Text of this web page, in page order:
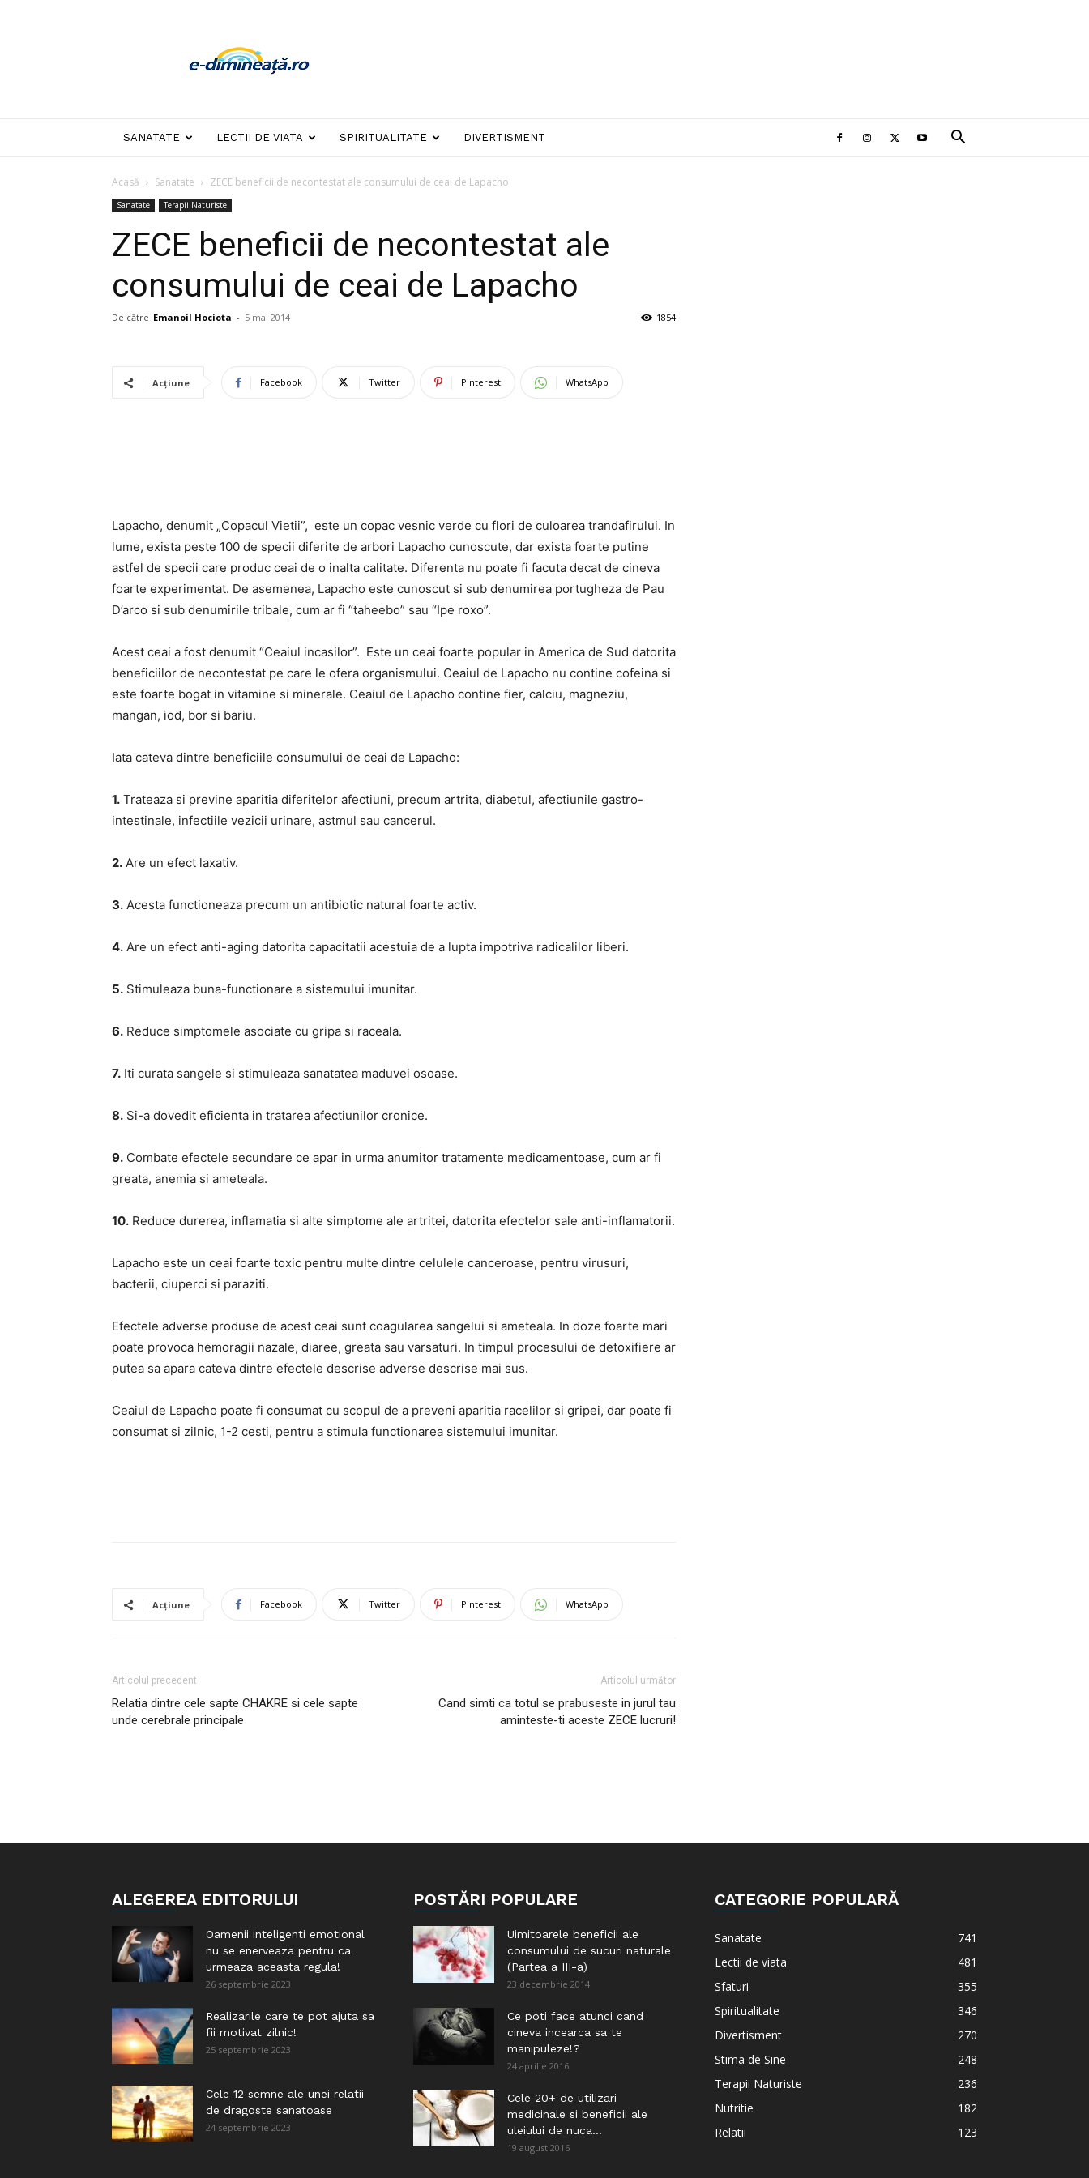
dimineata
SANATATE LECTII DE VIATA SPIRITUALITATE DIVERTISMENT
Acasă Sanatate ZECE beneficii de necontestat ale consumului de ceai de Lapacho
Sanatate Terapii Naturiste
ZECE beneficii de necontestat ale
consumului de ceai de Lapacho
De către Emanoil Hociota - 5 mai 2014 1854
Acțiune Facebook Twitter Pinterest WhatsApp
Lapacho, denumit „Copacul Vietii”, este un copac vesnic verde cu flori de culoarea trandafirului. In
lume, exista peste 100 de specii diferite de arbori Lapacho cunoscute, dar exista foarte putine
astfel de specii care produc ceai de o inalta calitate. Diferenta nu poate fi facuta decat de cineva
foarte experimentat. De asemenea, Lapacho este cunoscut si sub denumirea portugheza de Pau
D’arco si sub denumirile tribale, cum ar fi “taheebo” sau “Ipe roxo”.
Acest ceai a fost denumit “Ceaiul incasilor”. Este un ceai foarte popular in America de Sud datorita
beneficiilor de necontestat pe care le ofera organismului. Ceaiul de Lapacho nu contine cofeina si
este foarte bogat in vitamine si minerale. Ceaiul de Lapacho contine fier, calciu, magneziu,
mangan, iod, bor si bariu.
Iata cateva dintre beneficiile consumului de ceai de Lapacho:
1. Trateaza si previne aparitia diferitelor afectiuni, precum artrita, diabetul, afectiunile gastro-
intestinale, infectiile vezicii urinare, astmul sau cancerul.
2. Are un efect laxativ.
3. Acesta functioneaza precum un antibiotic natural foarte activ.
4. Are un efect anti-aging datorita capacitatii acestuia de a lupta impotriva radicalilor liberi.
5. Stimuleaza buna-functionare a sistemului imunitar.
6. Reduce simptomele asociate cu gripa si raceala.
7. Iti curata sangele si stimuleaza sanatatea maduvei osoase.
8. Si-a dovedit eficienta in tratarea afectiunilor cronice.
9. Combate efectele secundare ce apar in urma anumitor tratamente medicamentoase, cum ar fi
greata, anemia si ameteala.
10. Reduce durerea, inflamatia si alte simptome ale artritei, datorita efectelor sale anti-inflamatorii.
Lapacho este un ceai foarte toxic pentru multe dintre celulele canceroase, pentru virusuri,
bacterii, ciuperci si paraziti.
Efectele adverse produse de acest ceai sunt coagularea sangelui si ameteala. In doze foarte mari
poate provoca hemoragii nazale, diaree, greata sau varsaturi. In timpul procesului de detoxifiere ar
putea sa apara cateva dintre efectele descrise adverse descrise mai sus.
Ceaiul de Lapacho poate fi consumat cu scopul de a preveni aparitia racelilor si gripei, dar poate fi
consumat si zilnic, 1-2 cesti, pentru a stimula functionarea sistemului imunitar.
Acțiune Facebook Twitter Pinterest WhatsApp
Articolul precedent
Relatia dintre cele sapte CHAKRE si cele sapte
unde cerebrale principale
Articolul următor
Cand simti ca totul se prabuseste in jurul tau
aminteste-ti aceste ZECE lucruri!
ALEGEREA EDITORULUI
Oamenii inteligenti emotional
nu se enerveaza pentru ca
urmeaza aceasta regula!
26 septembrie 2023
Realizarile care te pot ajuta sa
fii motivat zilnic!
25 septembrie 2023
Cele 12 semne ale unei relatii
de dragoste sanatoase
24 septembrie 2023
POSTĂRI POPULARE
Uimitoarele beneficii ale
consumului de sucuri naturale
(Partea a III-a)
23 decembrie 2014
Ce poti face atunci cand
cineva incearca sa te
manipuleze!?
24 aprilie 2016
Cele 20+ de utilizari
medicinale si beneficii ale
uleiului de nuca...
19 august 2016
CATEGORIE POPULARĂ
Sanatate
741
Lectii de viata
481
Sfaturi
355
Spiritualitate
346
Divertisment
270
Stima de Sine
248
Terapii Naturiste
236
Nutritie
182
Relatii
123